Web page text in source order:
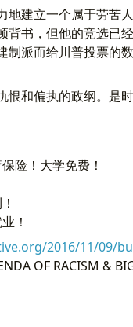
建立一个属于劳苦
书，但他的竞选已
制派而给川普投票的
和偏执的政纲。是
险！大学免费！
！
2016/11/09/
OF RACISM &